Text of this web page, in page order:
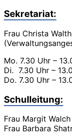
Sekretariat:
Frau Christa
Mo. 7.30 Uhr –
Di. 7.30 Uhr –
Do. 7.30 Uhr –
Schulleitung:
Frau Margit
Frau Barbara